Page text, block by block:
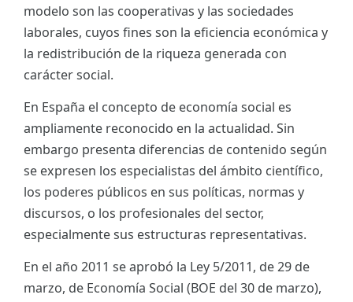
modelo son las cooperativas y las sociedades
laborales, cuyos fines son la eficiencia económica y
la redistribución de la riqueza generada con
carácter social.
En España el concepto de economía social es
ampliamente reconocido en la actualidad. Sin
embargo presenta diferencias de contenido según
se expresen los especialistas del ámbito científico,
los poderes públicos en sus políticas, normas y
discursos, o los profesionales del sector,
especialmente sus estructuras representativas.
En el año 2011 se aprobó la Ley 5/2011, de 29 de
marzo, de Economía Social (BOE del 30 de marzo),